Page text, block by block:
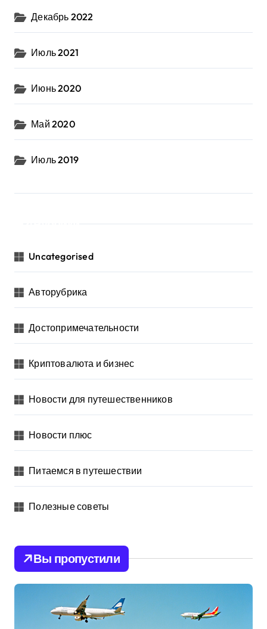
Декабрь 2022
Июль 2021
Июнь 2020
Май 2020
Июль 2019
Uncategorised
Авторубрика
Достопримечательности
Криптовалюта и бизнес
Новости для путешественников
Новости плюс
Питаемся в путешествии
Полезные советы
Вы пропустили